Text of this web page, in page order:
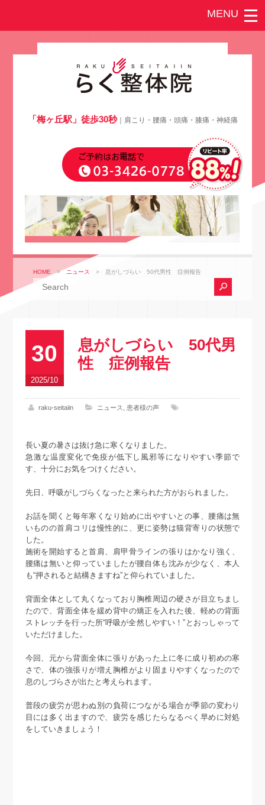
「梅ヶ丘駅」徒歩30秒｜肩こり・腰痛・頭痛・膝痛・神経痛
HOME > ニュース > 息がしづらい 50代男性 症例報告
30
2025/10
息がしづらい 50代男
性 症例報告
raku-seitaiin ニュース 患者様の声
長い夏の暑さは抜け急に寒くなりました。
急激な温度変化で免疫が低下し風邪等になりやすい季節で
す、十分にお気をつけください。
先日、呼吸がしづらくなったと来られた方がおられました。
お話を聞くと毎年寒くなり始めに出やすいとの事、腰痛は無
いものの首肩コリは慢性的に、更に姿勢は猫背寄りの状態で
した。
施術を開始すると首肩、肩甲骨ラインの張りはかなり強く、
腰痛は無いと仰っていましたが腰自体も沈みが少なく、本人
も“押されると結構きますね”と仰られていました。
背面全体として丸くなっており胸椎周辺の硬さが目立ちまし
たので、背面全体を緩め背中の矯正を入れた後、軽めの背面
ストレッチを行った所“呼吸が全然しやすい！”とおっしゃって
いただけました。
今回、元から背面全体に張りがあった上に冬に成り初めの寒
さで、体の強張りが増え胸椎がより固まりやすくなったので
息のしづらさが出たと考えられます。
普段の疲労が思わぬ別の負荷につながる場合が季節の変わり
目には多く出ますので、疲労を感じたらなるべく早めに対処
をしていきましょう！